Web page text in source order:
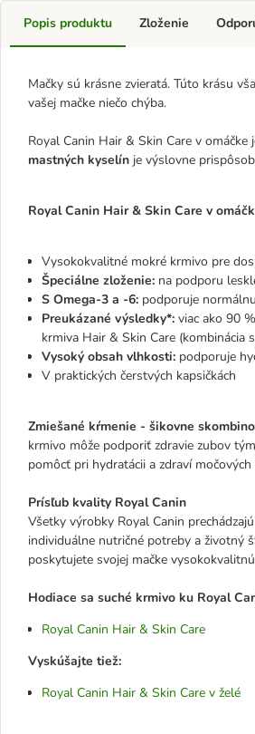
Popis produktu
Mačky sú krásne zvieratá. Túto krásu
vašej mačke niečo chýba.
Royal Canin Hair & Skin Care v omáčke
mastných kyselín je výslovne
Royal Canin Hair & Skin Care v
Vysokokvalitné mokré krmivo pre
Špeciálne zloženie: na podporu
S Omega-3 a -6: podporuje
Preukázané výsledky*: viac ako 90
krmiva Hair & Skin Care (kombinácia
Vysoký obsah vlhkosti: podporuje
V praktických čerstvých kapsičkách
Zmiešané kŕmenie - šikovne
krmivo môže podporiť zdravie zubov
pomôcť pri hydratácii a zdraví močových
Prísľub kvality Royal Canin
Všetky výrobky Royal Canin
individuálne nutričné potreby a životný
poskytujete svojej mačke
Hodiace sa suché krmivo ku Royal
Royal Canin Hair & Skin Care
Vyskúšajte tiež:
Royal Canin Hair & Skin Care v želé
Zloženie